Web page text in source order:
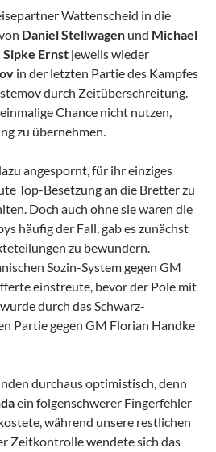
Wattenscheid in die
Daniel Stellwagen und Michael
Sipke Ernst jeweils wieder
in der letzten Partie des Kampfes
durch Zeitüberschreitung.
Chance nicht nutzen,
zu übernehmen.
angespornt, für ihr einziges
Top-Besetzung an die Bretter zu
Doch auch ohne sie waren die
häufig der Fall, gab es zunächst
zu bewundern.
Sozin-System gegen GM
einstreute, bevor der Pole mit
durch das Schwarz-
Partie gegen GM Florian Handke
durchaus optimistisch, denn
ein folgenschwerer Fingerfehler
während unsere restlichen
Zeitkontrolle wendete sich das